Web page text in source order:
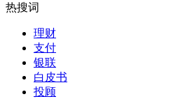
热搜词
理财
支付
银联
白皮书
投顾